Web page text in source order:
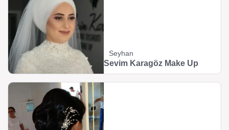
Seyhan
Sevim Karagöz Make Up